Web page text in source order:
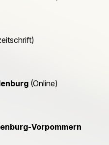
(Online)
Vorpommern